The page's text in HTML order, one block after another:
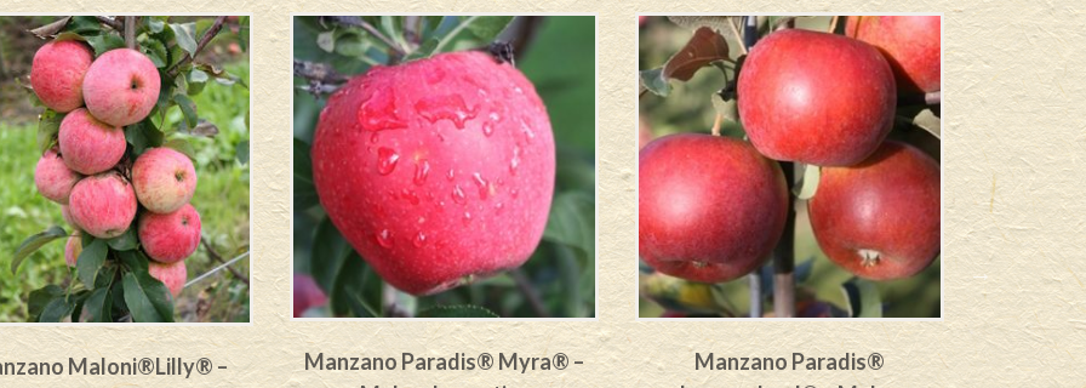
Maloni®Lilly® –
Manzano Paradis® Myra® –
Manzano Paradis®